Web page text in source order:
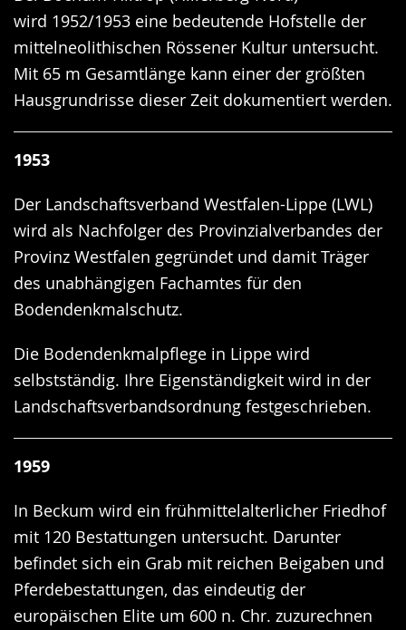
wird 1952/1953 eine bedeutende Hofstelle der
mittelneolithischen Rössener Kultur untersucht.
Mit 65 m Gesamtlänge kann einer der größten
Hausgrundrisse dieser Zeit dokumentiert werden.
1953
Der Landschaftsverband Westfalen-Lippe (LWL)
wird als Nachfolger des Provinzialverbandes der
Provinz Westfalen gegründet und damit Träger
des unabhängigen Fachamtes für den
Bodendenkmalschutz.
Die Bodendenkmalpflege in Lippe wird
selbstständig. Ihre Eigenständigkeit wird in der
Landschaftsverbandsordnung festgeschrieben.
1959
In Beckum wird ein frühmittelalterlicher Friedhof
mit 120 Bestattungen untersucht. Darunter
befindet sich ein Grab mit reichen Beigaben und
Pferdebestattungen, das eindeutig der
europäischen Elite um 600 n. Chr. zuzurechnen